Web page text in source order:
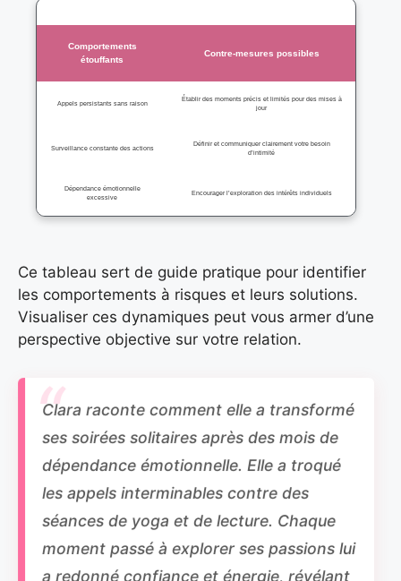
Comportements
étouffants
Contre-mesures possibles
Appels persistants sans raison
Établir des moments précis et limités pour des mises à
jour
Surveillance constante des actions
Définir et communiquer clairement votre besoin
d’intimité
Dépendance émotionnelle
excessive
Encourager l’exploration des intérêts individuels
Ce tableau sert de guide pratique pour identifier
les comportements à risques et leurs solutions.
Visualiser ces dynamiques peut vous armer d’une
perspective objective sur votre relation.
Clara raconte comment elle a transformé
ses soirées solitaires après des mois de
dépendance émotionnelle. Elle a troqué
les appels interminables contre des
séances de yoga et de lecture. Chaque
moment passé à explorer ses passions lui
a redonné confiance et énergie, révélant